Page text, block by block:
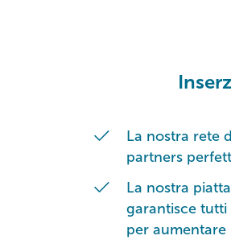
La nostra rete
partners
La nostra
garantisce tutti
per aumentare